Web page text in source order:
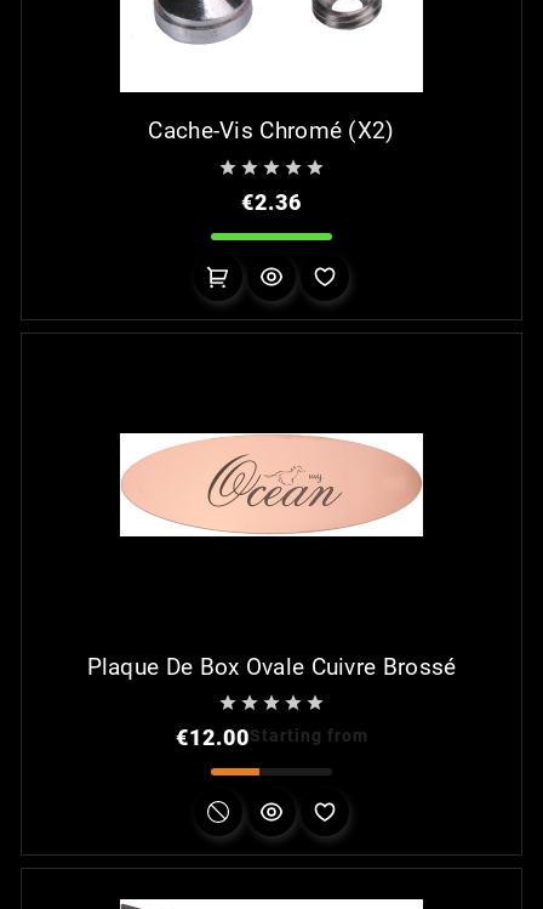
Cache-Vis Chromé (x2)
    
€2.36
Plaque De Box Ovale Cuivre Brossé
    
€12.00Starting from